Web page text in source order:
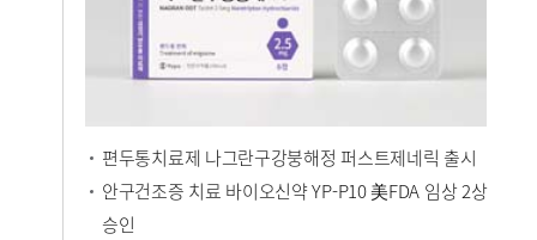
편두통치료제 나그란구강붕해정 퍼스트제네릭 출시
안구건조증 치료 바이오신약 YP-P10 美FDA 임상 2상
승인